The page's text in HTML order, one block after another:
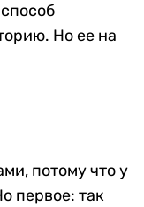
Но ее на
потому что у
первое: так